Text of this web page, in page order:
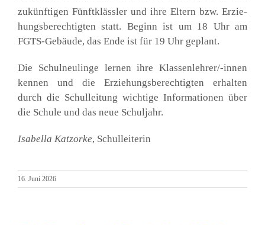
zukünf­ti­gen Fünft­kläss­ler und ihre Eltern bzw. Erzie­
hungs­be­rech­tig­ten statt. Beginn ist um 18 Uhr am
FGTS-Gebäu­de, das Ende ist für 19 Uhr geplant.
Die Schul­neu­lin­ge ler­nen ihre Klas­sen­leh­rer/-innen
ken­nen und die Erzie­hungs­be­rech­tig­ten erhal­ten
durch die Schul­lei­tung wich­ti­ge Infor­ma­tio­nen über
die Schu­le und das neue Schul­jahr.
Isa­bel­la Katz­or­ke, Schul­lei­te­rin
16. Juni 2026